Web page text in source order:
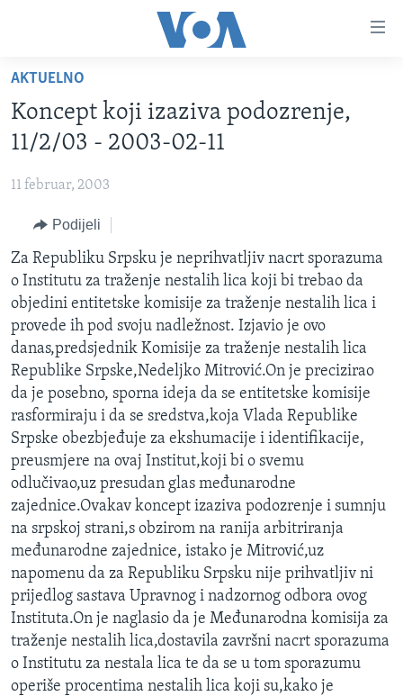
glavni
sadržaj
Pređi
na
glavnu
pretragu
TV PROGRAM
VIDEO
VIJESTI
SJEDINJENE AMERIČKE DRŽAVE
BOSNA I HERCEGOVINA
NAUKA I TEHNOLOGIJA
SPECIJALNI PROJEKTI
KORUPCIJA
SLOBODA MEDIJA
ŽENSKA STRANA
IZBJEGLIČKA STRANA
MAGAZIN
O GLASU AMERIKE
Learning English
PRATITE NAS
Jezici
AKTUELNO
Koncept koji izaziva podozrenje,
11/2/03 - 2003-02-11
11 februar, 2003
Podijeli
Za Republiku Srpsku je neprihvatljiv nacrt sporazuma
o Institutu za traženje nestalih lica koji bi trebao da
objedini entitetske komisije za traženje nestalih lica i
provede ih pod svoju nadležnost. Izjavio je ovo
danas,predsjednik Komisije za traženje nestalih lica
Republike Srpske,Nedeljko Mitrović.On je precizirao
da je posebno, sporna ideja da se entitetske komisije
rasformiraju i da se sredstva,koja Vlada Republike
Srpske obezbjeđuje za ekshumacije i identifikacije,
preusmjere na ovaj Institut,koji bi o svemu
odlučivao,uz presudan glas međunarodne
zajednice.Ovakav koncept izaziva podozrenje i sumnju
na srpskoj strani,s obzirom na ranija arbitriranja
međunarodne zajednice, istako je Mitrović,uz
napomenu da za Republiku Srpsku nije prihvatljiv ni
prijedlog sastava Upravnog i nadzornog odbora ovog
Instituta.On je naglasio da je Međunarodna komisija za
traženje nestalih lica,dostavila završni nacrt sporazuma
o Institutu za nestala lica te da se u tom sporazumu
operiše procentima nestalih lica koji su,kako je